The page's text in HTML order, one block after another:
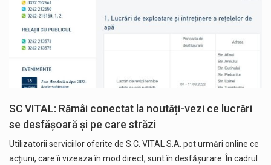
SC VITAL: Rămâi conectat la noutăți-vezi ce lucrări
se desfășoară și pe care străzi
Utilizatorii serviciilor oferite de S.C. VITAL S.A. pot urmări online ce
acțiuni, care îi vizeaza în mod direct, sunt în desfășurare. În cadrul